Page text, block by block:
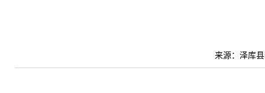
来源：泽库